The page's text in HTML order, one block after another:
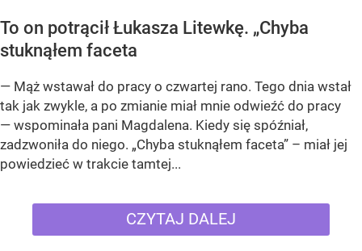
To on potrącił Łukasza Litewkę. „Chyba
stuknąłem faceta
— Mąż wstawał do pracy o czwartej rano. Tego dnia wstał
tak jak zwykle, a po zmianie miał mnie odwieźć do pracy
— wspominała pani Magdalena. Kiedy się spóźniał,
zadzwoniła do niego. „Chyba stuknąłem faceta” – miał jej
powiedzieć w trakcie tamtej...
CZYTAJ DALEJ